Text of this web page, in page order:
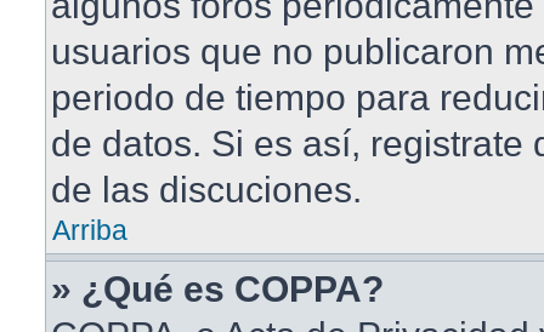
usuarios que no publicaron
periodo de tiempo para
de datos. Si es así, registrate
de las discuciones.
Arriba
» ¿Qué es COPPA?